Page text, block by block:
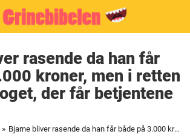
rasende da han får
kroner, men i retten
der får betjentene
» Bjarne bliver rasende da han får både på 3.000 kroner, men i retten afsløres noget, der får betjentene fyret